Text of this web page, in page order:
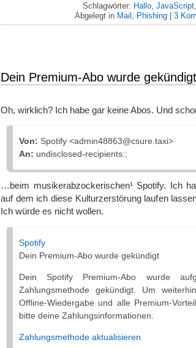
Schlagwörter: Hallo JavaScript
Abgelegt in Mail Phishing | 3
Dein Premium-Abo wurde gekündigt
Oh, wirklich? Ich habe gar keine Abos. Und
Von: Sроtіfу <admin48863@csure.taxi>
An: undisclosed-recipients:;
…beim musikerabzockerischen¹ Spotify. Ich
auf dem ich diese Kulturzerstörung laufen
Ich würde es nicht wollen.
Sроtіfу
Dein Premium-Abo wurde gekündigt
Dein Sроtіfу Premium-Abo wurde
Zahlungsmethode gekündigt. Um
Offline-Wiedergabe und alle Premium-
bitte deine Zahlungsinformationen.
Zahlungsmethode aktualisieren